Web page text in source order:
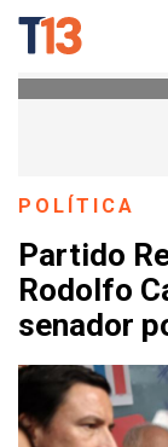
POLÍTICA
Partido
Rodolfo
senador